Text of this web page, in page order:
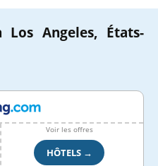
Angeles, États-
Voir les offres
HÔTELS →